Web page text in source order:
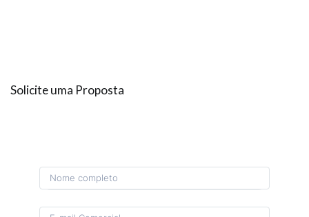
Solicite uma Proposta